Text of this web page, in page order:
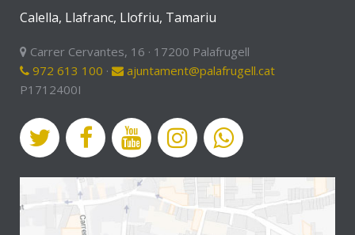
Calella, Llafranc, Llofriu, Tamariu
Carrer Cervantes, 16 · 17200 Palafrugell
972 613 100 ·
ajuntament@palafrugell.cat
P1712400I